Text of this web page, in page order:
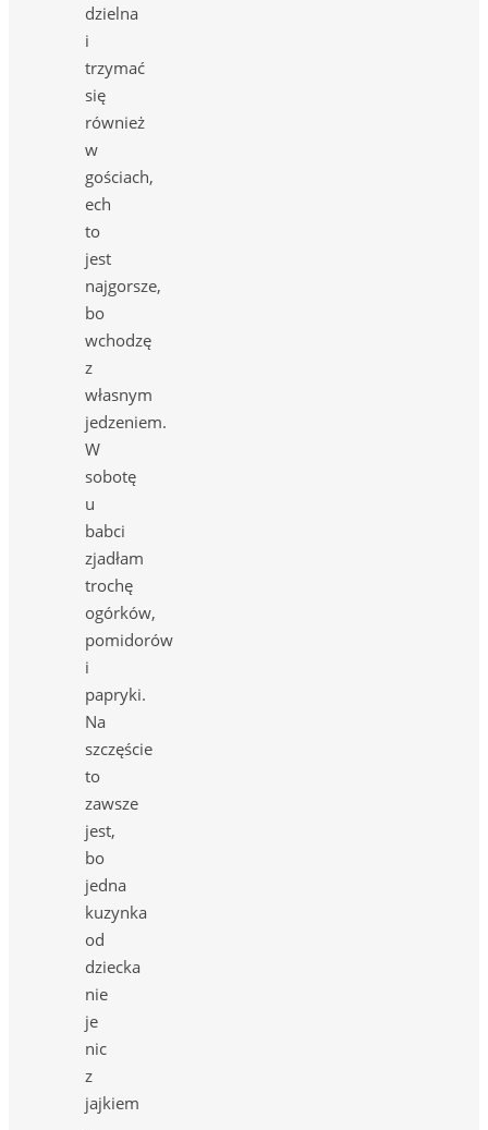
dzielna
i
trzymać
się
również
w
gościach,
ech
to
jest
najgorsze,
bo
wchodzę
z
własnym
jedzeniem.
W
sobotę
u
babci
zjadłam
trochę
ogórków,
pomidorów
i
papryki.
Na
szczęście
to
zawsze
jest,
bo
jedna
kuzynka
od
dziecka
nie
je
nic
z
jajkiem